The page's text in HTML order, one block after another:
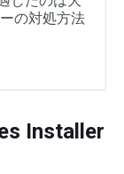
の対処方法
Installer